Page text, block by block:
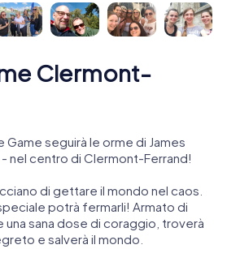
Clermont-
Game seguirà le orme di James
nel centro di Clermont-Ferrand!
di gettare il mondo nel caos.
potrà fermarli! Armato di
una sana dose di coraggio, troverà
e salverà il mondo.